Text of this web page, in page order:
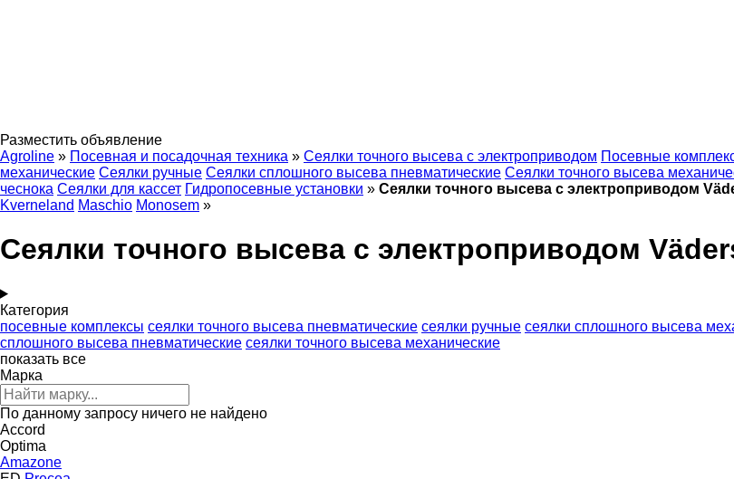
Разместить объявление
Agroline » Посевная и посадочная техника » Сеялки точного высева с электроприводом Посевные
механические Сеялки ручные Сеялки сплошного высева пневматические Сеялки точного высева
чеснока Сеялки для кассет Гидропосевные установки » Сеялки точного высева с электроприводом
Kverneland Maschio Monosem »
Сеялки точного высева с электроприводом
Категория
посевные комплексы сеялки точного высева пневматические сеялки ручные сеялки сплошного высева
сплошного высева пневматические сеялки точного высева механические
показать все
Марка
По данному запросу ничего не найдено
Accord
Optima
Amazone